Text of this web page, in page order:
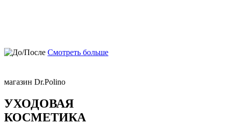
Смотреть больше
магазин Dr.Polino
УХОДОВАЯ
КОСМЕТИКА